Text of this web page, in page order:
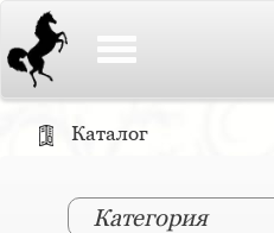
Каталог
Категория